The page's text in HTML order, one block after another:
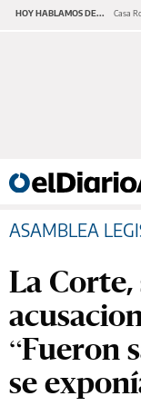
HOY HABLAMOS DE... Casa
ASAMBLEA
La
“Fueron
se